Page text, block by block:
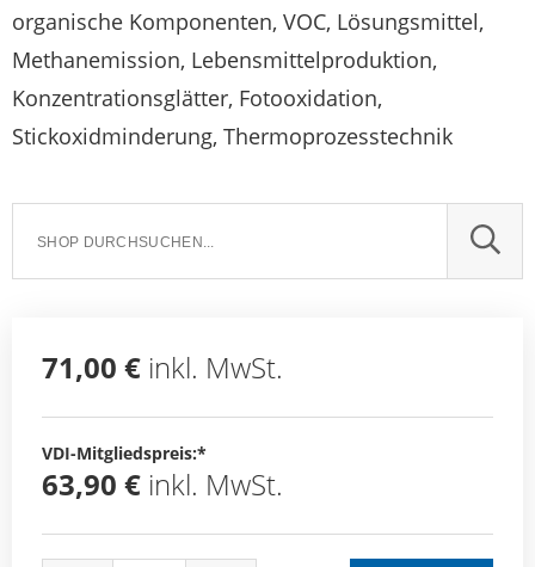
organische Komponenten, VOC, Lösungsmittel,
Methanemission, Lebensmittelproduktion,
Konzentrationsglätter, Fotooxidation,
Stickoxidminderung, Thermoprozesstechnik
71,00 € inkl. MwSt.
VDI-Mitgliedspreis:*
63,90 € inkl. MwSt.